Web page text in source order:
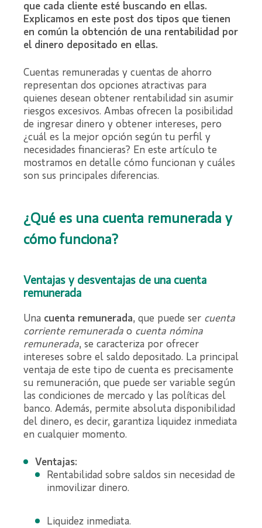
que cada cliente esté buscando en ellas.
Explicamos en este post dos tipos que tienen
en común la obtención de una rentabilidad por
el dinero depositado en ellas.
Cuentas remuneradas y cuentas de ahorro
representan dos opciones atractivas para
quienes desean obtener rentabilidad sin asumir
riesgos excesivos. Ambas ofrecen la posibilidad
de ingresar dinero y obtener intereses, pero
¿cuál es la mejor opción según tu perfil y
necesidades financieras? En este artículo te
mostramos en detalle cómo funcionan y cuáles
son sus principales diferencias.
¿Qué es una cuenta remunerada y
cómo funciona?
Ventajas y desventajas de una cuenta
remunerada
Una cuenta remunerada, que puede ser cuenta
corriente remunerada o cuenta nómina
remunerada, se caracteriza por ofrecer
intereses sobre el saldo depositado. La principal
ventaja de este tipo de cuenta es precisamente
su remuneración, que puede ser variable según
las condiciones de mercado y las políticas del
banco. Además, permite absoluta disponibilidad
del dinero, es decir, garantiza liquidez inmediata
en cualquier momento.
Ventajas:
Rentabilidad sobre saldos sin necesidad de
inmovilizar dinero.
Liquidez inmediata.